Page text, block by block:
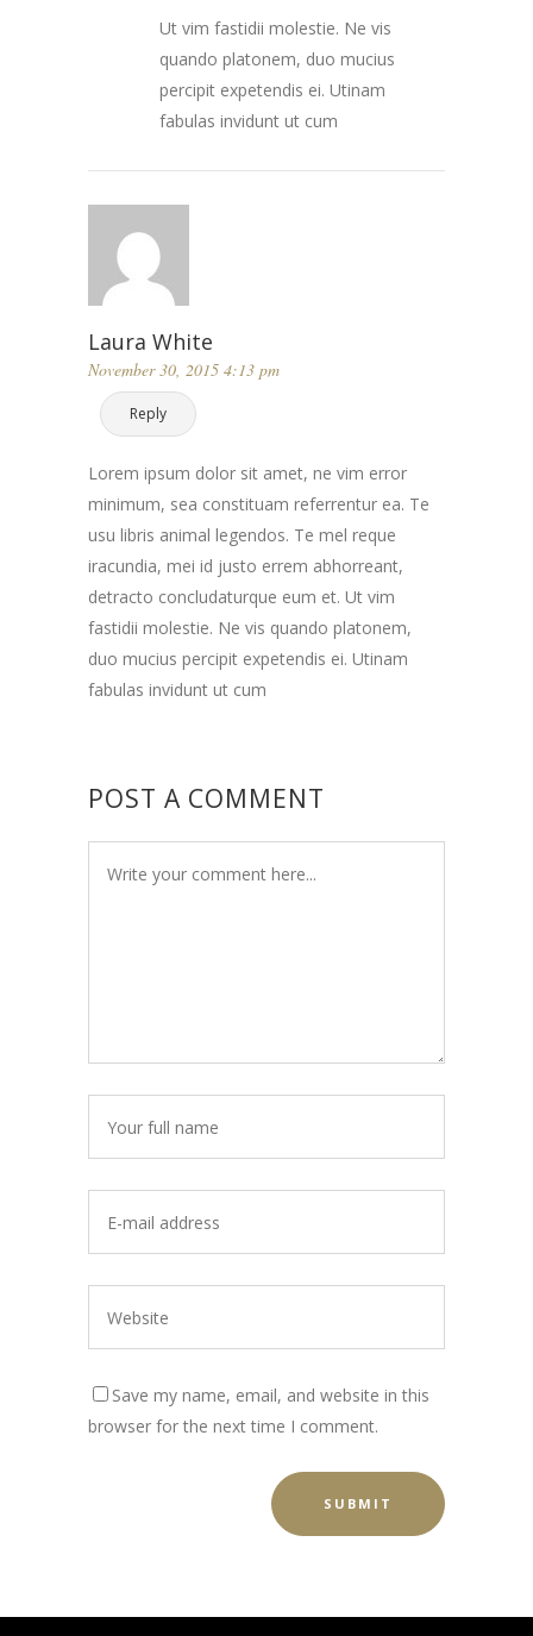
Ut vim fastidii molestie. Ne vis
quando platonem, duo mucius
percipit expetendis ei. Utinam
fabulas invidunt ut cum
Laura White
November 30, 2015 4:13 pm
Reply
Lorem ipsum dolor sit amet, ne vim error
minimum, sea constituam referrentur ea. Te
usu libris animal legendos. Te mel reque
iracundia, mei id justo errem abhorreant,
detracto concludaturque eum et. Ut vim
fastidii molestie. Ne vis quando platonem,
duo mucius percipit expetendis ei. Utinam
fabulas invidunt ut cum
POST A COMMENT
Save my name, email, and website in this
browser for the next time I comment.